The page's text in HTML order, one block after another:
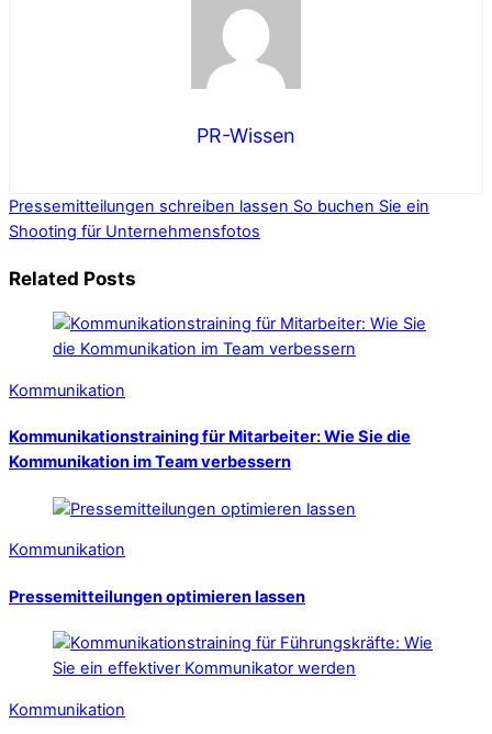
PR-Wissen
Pressemitteilungen schreiben lassen So buchen Sie ein
Shooting für Unternehmensfotos
Related Posts
Kommunikation
Kommunikationstraining für Mitarbeiter: Wie Sie die
Kommunikation im Team verbessern
Kommunikation
Pressemitteilungen optimieren lassen
Kommunikation